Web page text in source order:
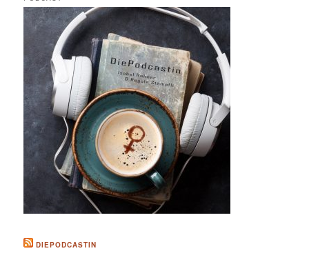
DIEPODCASTIN